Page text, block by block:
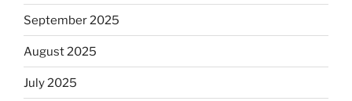
September 2025
August 2025
July 2025